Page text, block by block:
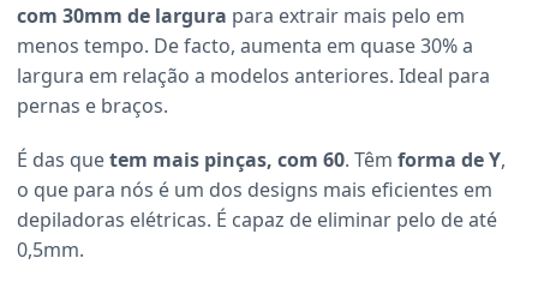
com 30mm de largura para extrair mais pelo em
menos tempo. De facto, aumenta em quase 30% a
largura em relação a modelos anteriores. Ideal para
pernas e braços.
É das quetem mais pinças, com 60. Têm forma de Y,
o que para nós é um dos designs mais eficientes em
depiladoras elétricas. É capaz de eliminar pelo de até
0,5mm.